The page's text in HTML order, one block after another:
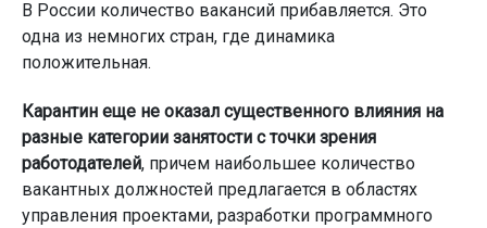
В России количество вакансий прибавляется. Это
одна из немногих стран, где динамика
положительная.
Карантин еще не оказал существенного влияния на
разные категории занятости с точки зрения
работодателей, причем наибольшее количество
вакантных должностей предлагается в областях
управления проектами, разработки программного